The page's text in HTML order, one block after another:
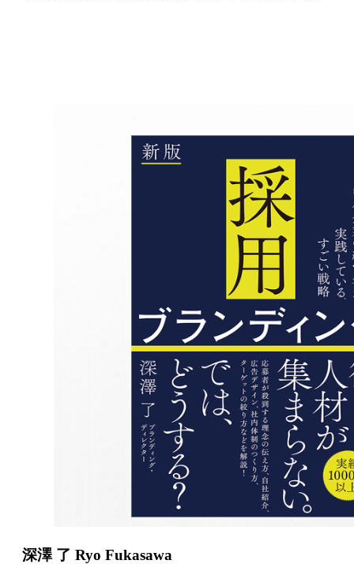
深澤 了 Ryo Fukasawa